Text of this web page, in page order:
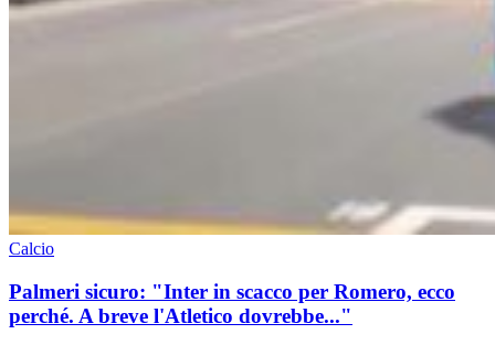
Calcio
Palmeri sicuro: "Inter in scacco per Romero, ecco
perché. A breve l'Atletico dovrebbe..."